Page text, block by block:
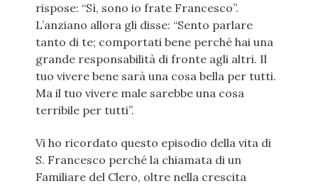
rispose: “Sì, sono io frate Francesco”.
L’anziano allora gli disse: “Sento parlare
tanto di te; comportati bene perché hai una
grande responsabilità di fronte agli altri. Il
tuo vivere bene sarà una cosa bella per tutti.
Ma il tuo vivere male sarebbe una cosa
terribile per tutti”.
Vi ho ricordato questo episodio della vita di
S. Francesco perché la chiamata di un
Familiare del Clero, oltre nella crescita